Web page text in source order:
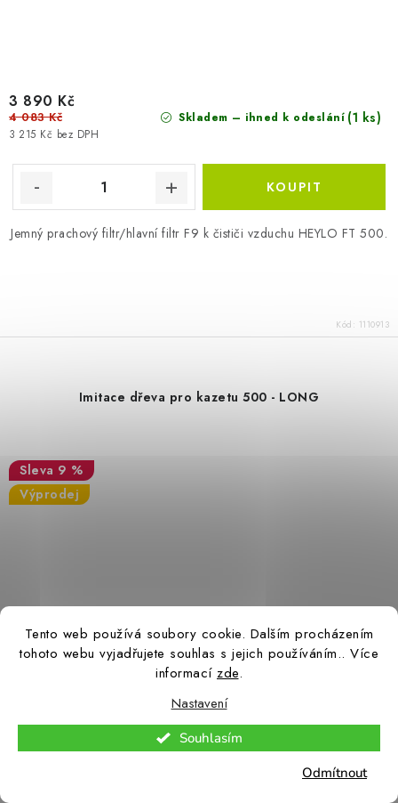
Tento web používá soubory cookie. Dalším procházením
tohoto webu vyjadřujete souhlas s jejich používáním.. Více
informací zde.
Nastavení
Odmítnout
Souhlasím
Skladem – ihned k odeslání (1 ks)
3 215 Kč bez DPH
3 890 Kč
4 083 Kč
Jemný prachový filtr/hlavní filtr F9 k čističi vzduchu HEYLO FT 500.
Kód: 1110913
Imitace dřeva pro kazetu 500 - LONG
9 %
Výprodej